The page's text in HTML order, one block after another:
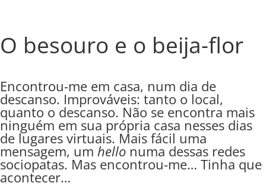
O besouro e o beija-flor
Encontrou-me em casa, num dia de
descanso. Improváveis: tanto o local,
quanto o descanso. Não se encontra mais
ninguém em sua própria casa nesses dias
de lugares virtuais. Mais fácil uma
mensagem, um hello numa dessas redes
sociopatas. Mas encontrou-me… Tinha que
acontecer…